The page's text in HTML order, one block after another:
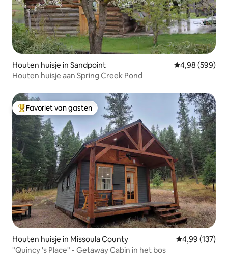
Houten huisje in Sandpoint Gemiddelde
4,98 (599)
Houten huisje aan Spring Creek Pond
Topfavoriet van gasten
Favoriet van gasten
Houten huisje in Missoula County Gemiddelde
4,99 (137)
"Quincy 's Place" - Getaway Cabin in het bos